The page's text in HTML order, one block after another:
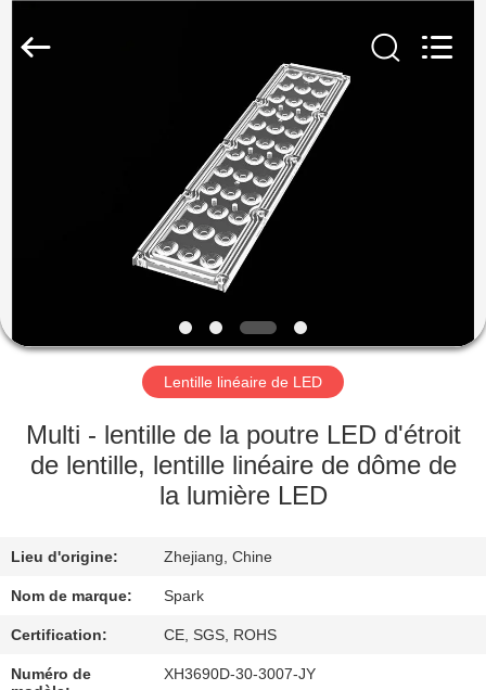
PRODUITS
À
PROPOS
NOUS
L'USINE
CONTRÔLE
DE
Co.,
Lentille linéaire de LED
Multi - lentille de la poutre LED d'étroit
de lentille, lentille linéaire de dôme de
la lumière LED
Lieu d'origine: Zhejiang, Chine
Nom de marque: Spark
Certification: CE, SGS, ROHS
Numéro de
XH3690D-30-3007-JY